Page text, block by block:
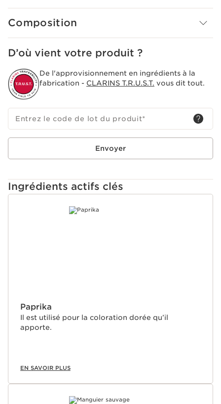
Le plus Clarins
Peut aussi s'appliquer sur les lèvres.
Composition
D’où vient votre produit ?
De l'approvisionnement en ingrédients à la
fabrication - CLARINS T.R.U.S.T. vous dit tout.
Entrez le code de lot du produit*
Envoyer
Ingrédients actifs clés
ALLER AU CONTENU
Paprika
Il est utilisé pour la coloration dorée qu’il
apporte.
EN SAVOIR PLUS